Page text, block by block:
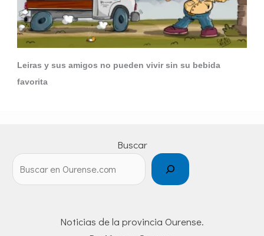
Leiras y sus amigos no pueden vivir sin su bebida
favorita
Buscar
Noticias de la provincia Ourense.